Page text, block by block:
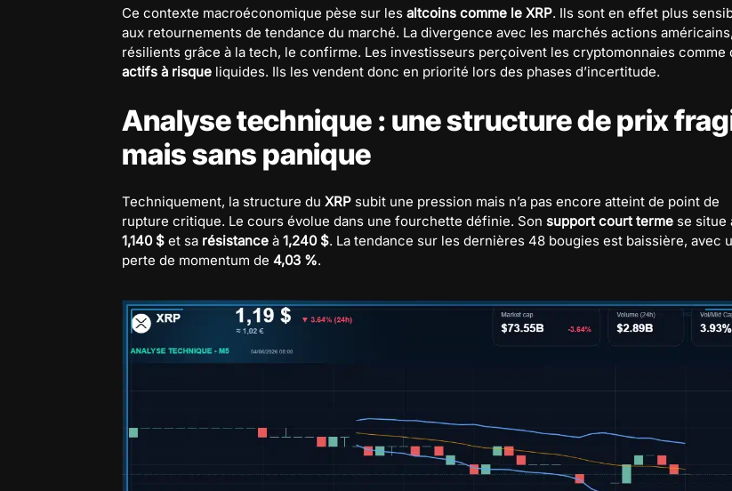
Ce contexte macroéconomique pèse sur les altcoins comme le XRP. Ils sont en effet plus
aux retournements de tendance du marché. La divergence avec les marchés actions américains,
résilients grâce à la tech, le confirme. Les investisseurs perçoivent les cryptomonnaies comme
actifs à risque liquides. Ils les vendent donc en priorité lors des phases d’incertitude.
Analyse technique : une structure de prix
mais sans panique
Techniquement, la structure du XRP subit une pression mais n’a pas encore atteint de point de
rupture critique. Le cours évolue dans une fourchette définie. Son support court terme se situe
1,140 $ et sa résistance à 1,240 $. La tendance sur les dernières 48 bougies est baissière, avec
perte de momentum de 4,03 %.